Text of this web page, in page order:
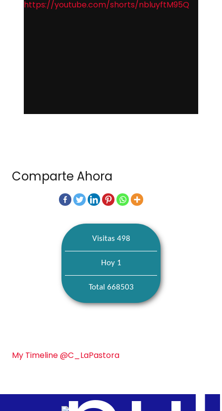
https://youtube.com/shorts/nbluyftM95Q
Comparte Ahora
Visitas 498
Hoy 1
Total 668503
My Timeline @C_LaPastora